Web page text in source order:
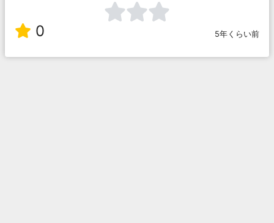
0 5年くらい前